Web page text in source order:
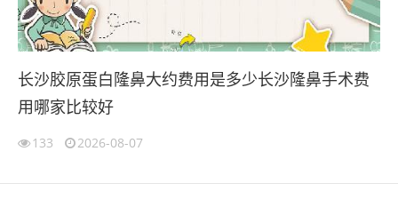
长沙胶原蛋白隆鼻大约费用是多少长沙隆鼻手术费
用哪家比较好
133 2026-08-07